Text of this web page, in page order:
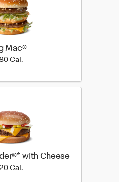
Mac®
Cal.580 Cal.
with Cheese
Cal.520 Cal.